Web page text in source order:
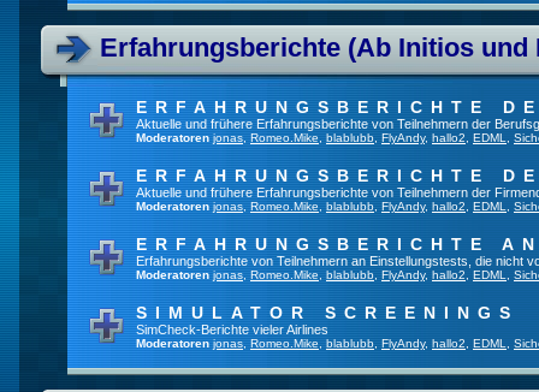
Erfahrungsberichte (Ab Initios und
ERFAHRUNGSBERICHTE
Aktuelle und frühere Erfahrungsberichte von Teilnehmern der
Moderatoren jonas Romeo.Mike blablubb FlyAndy, hallo2 EDML
ERFAHRUNGSBERICHTE
Aktuelle und frühere Erfahrungsberichte von Teilnehmern der
Moderatoren jonas Romeo.Mike blablubb FlyAndy, hallo2 EDML
ERFAHRUNGSBERICHTE
Erfahrungsberichte von Teilnehmern an Einstellungstests, die nicht
Moderatoren jonas Romeo.Mike blablubb FlyAndy, hallo2 EDML
SIMULATOR SCREENINGS
SimCheck-Berichte vieler Airlines
Moderatoren jonas Romeo.Mike blablubb FlyAndy, hallo2 EDML